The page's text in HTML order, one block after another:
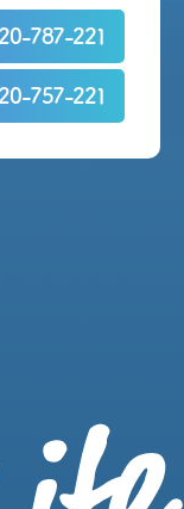
787-221
757-221